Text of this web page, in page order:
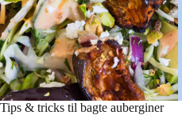
Tips & tricks til bagte auberginer